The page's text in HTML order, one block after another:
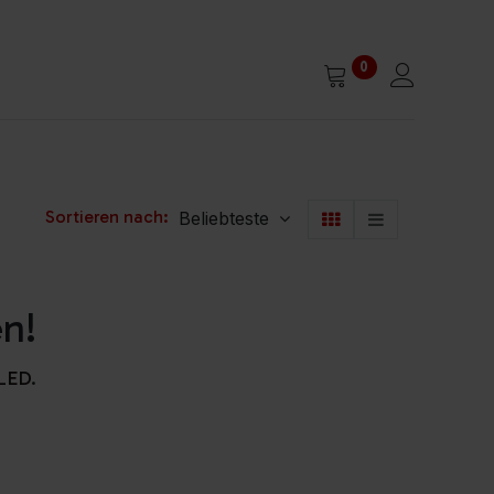
0
Sortieren nach: Beliebteste
.